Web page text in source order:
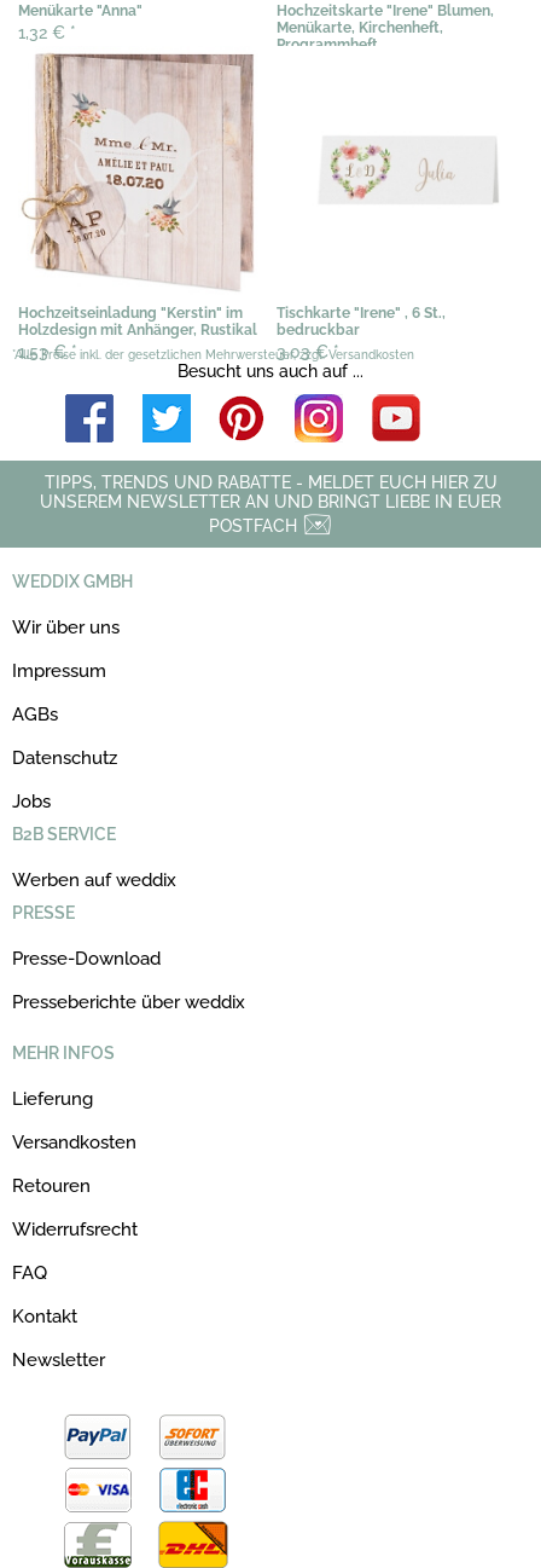
Menükarte "Anna"
1,32 € *
Hochzeitskarte "Irene" Blumen,
Menükarte, Kirchenheft,
Programmheft
Hochzeitseinladung "Kerstin" im
Holzdesign mit Anhänger, Rustikal
1,53 €*
Tischkarte "Irene" , 6 St.,
bedruckbar
3,03 €*
*Alle Preise inkl. der gesetzlichen Mehrwersteuer, zzgl. Versandkosten
Besucht uns auch auf ...
TIPPS, TRENDS UND RABATTE - MELDET EUCH HIER ZU
UNSEREM NEWSLETTER AN UND BRINGT LIEBE IN EUER
POSTFACH
WEDDIX GMBH
Wir über uns
Impressum
AGBs
Datenschutz
Jobs
B2B SERVICE
Werben auf weddix
PRESSE
Presse-Download
Presseberichte über weddix
MEHR INFOS
Lieferung
Versandkosten
Retouren
Widerrufsrecht
FAQ
Kontakt
Newsletter